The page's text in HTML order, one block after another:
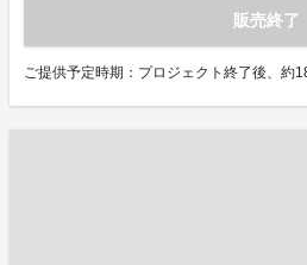
販売終了
ご提供予定時期：プロジェクト終了後、約